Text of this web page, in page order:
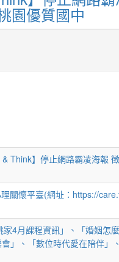
園優質國中
Think】停止網路霸凌海報
理關懷平臺(網址：https://
家4月課程資訊」、「婚姻怎
」、「數位時代愛在陪伴」